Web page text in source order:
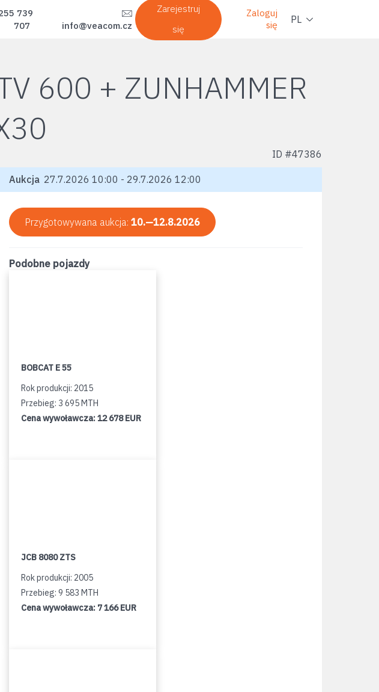
Zarejestruj
się
Zaloguj
się
739
707
info@veacom.cz
PL
600 + ZUNHAMMER
ID #47386
Aukcja 27.7.2026 10:00 - 29.7.2026 12:00
Przygotowywana aukcja: 10.—12.8.2026
Podobne pojazdy
BOBCAT E 55
Rok produkcji: 2015
Przebieg: 3 695 MTH
Cena wywoławcza:12 678 EUR
JCB 8080 ZTS
Rok produkcji: 2005
Przebieg: 9 583 MTH
Cena wywoławcza: 7 166 EUR